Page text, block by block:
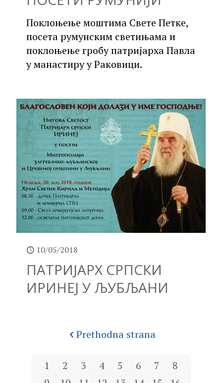
Поклоњење моштима Свете Петке,
посета румунским светињама и
поклоњење гробу патријарха Павла
у манастиру у Раковици.
10/05/2018
ПАТРИЈАРХ СРПСКИ
ИРИНЕЈ У ЉУБЉАНИ
Prethodna strana
1 2 3 4 5 6 7
8